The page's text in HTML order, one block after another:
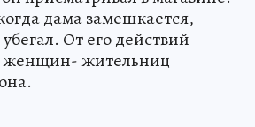
дама замешкается,
От его действий
женщин- жительниц